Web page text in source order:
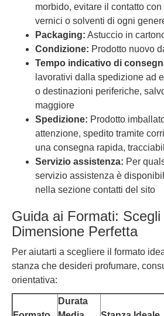
morbido, evitare il contatto
vernici o solventi di ogni
Packaging: Astuccio in
Condizione: Prodotto nuovo
Tempo indicativo di
lavorativi dalla spedizione ad
o destinazioni periferiche,
maggiore
Spedizione: Prodotto
attenzione, spedito tramite
una consegna rapida,
Servizio assistenza: Per
servizio assistenza è
nella sezione contatti del sito
Guida ai Formati: Scegli
Dimensione Perfetta
Per aiutarti a scegliere il formato
stanza che desideri profumare,
orientativa:
Durata